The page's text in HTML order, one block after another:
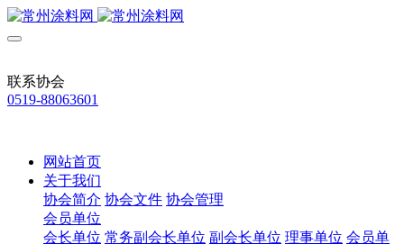
联系协会
0519-88063601
网站首页
关于我们
协会简介 协会文件 协会管理
会员单位
会长单位 常务副会长单位 副会长单位 理事单位 会员单